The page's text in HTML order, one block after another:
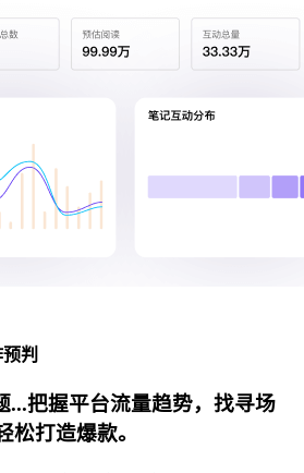
判
...把握平台流量趋势，找寻场
打造爆款。